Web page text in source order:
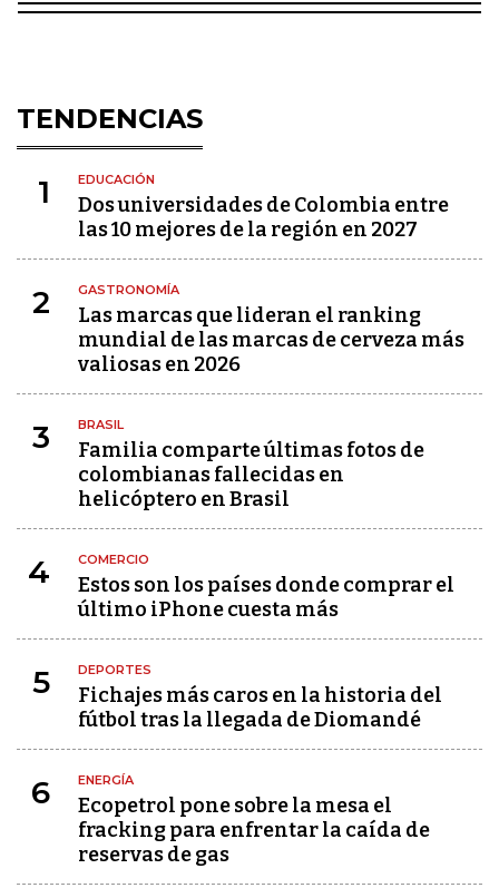
TENDENCIAS
1 EDUCACIÓN
Dos universidades de Colombia entre
las 10 mejores de la región en 2027
2 GASTRONOMÍA
Las marcas que lideran el ranking
mundial de las marcas de cerveza más
valiosas en 2026
3 BRASIL
Familia comparte últimas fotos de
colombianas fallecidas en
helicóptero en Brasil
4 COMERCIO
Estos son los países donde comprar el
último iPhone cuesta más
5 DEPORTES
Fichajes más caros en la historia del
fútbol tras la llegada de Diomandé
6 ENERGÍA
Ecopetrol pone sobre la mesa el
fracking para enfrentar la caída de
reservas de gas